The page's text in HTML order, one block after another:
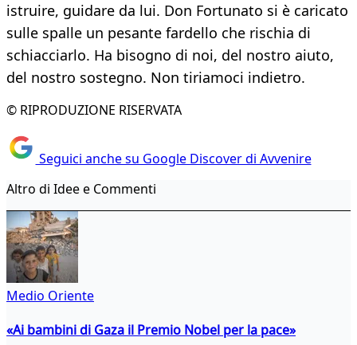
istruire, guidare da lui. Don Fortunato si è caricato
sulle spalle un pesante fardello che rischia di
schiacciarlo. Ha bisogno di noi, del nostro aiuto,
del nostro sostegno. Non tiriamoci indietro.
© RIPRODUZIONE RISERVATA
Seguici anche su Google Discover di Avvenire
Altro di Idee e Commenti
Medio Oriente
«Ai bambini di Gaza il Premio Nobel per la pace»